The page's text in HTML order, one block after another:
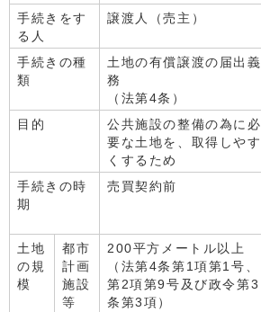
手続きをす
る人
譲渡人（売主）
手続きの種
類
土地の有償譲渡の届出義
務
（法第4条）
目的
公共施設の整備の為に必
要な土地を、取得しやす
くするため
手続きの時
期
売買契約前
土地
の規
模
都市
計画
施設
等
200平方メートル以上
（法第4条第1項第1号、
第2項第9号及び政令第3
条第3項）